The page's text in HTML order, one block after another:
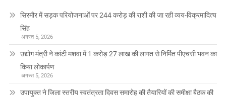
सिरमौर में सड़क परियोजनाओं पर 244 करोड़ की राशी की जा रही व्यय-विक्रमादित्य
सिंह
अगस्त 5, 2026
उद्योग मंत्री ने कांटी मशवा में 1 करोड़ 27 लाख की लागत से निर्मित पीएचसी भवन का
किया लोकार्पण
अगस्त 5, 2026
उपायुक्त ने जिला स्तरीय स्वतंत्रता दिवस समारोह की तैयारियों की समीक्षा बैठक की